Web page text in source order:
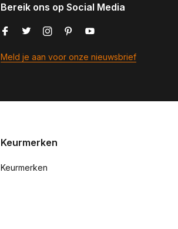
Bereik ons op Social Media
Meld je aan voor onze nieuwsbrief
Keurmerken
Keurmerken